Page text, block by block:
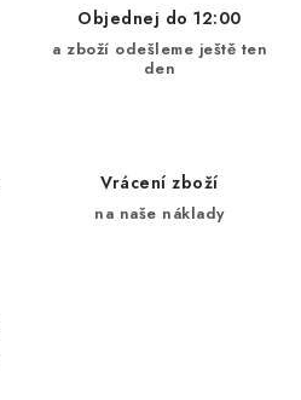
Objednej do 12:00
a zboží odešleme ještě ten
den
Vrácení zboží
na naše náklady